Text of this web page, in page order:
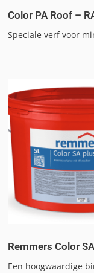
Color PA Roof –
Speciale verf voor
Remmers Color
Een hoogwaardige